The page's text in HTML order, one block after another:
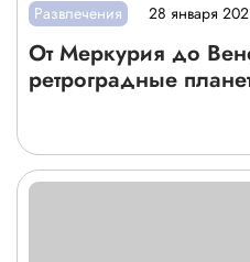
Развлечения 28 января
От Меркурия до
ретроградные